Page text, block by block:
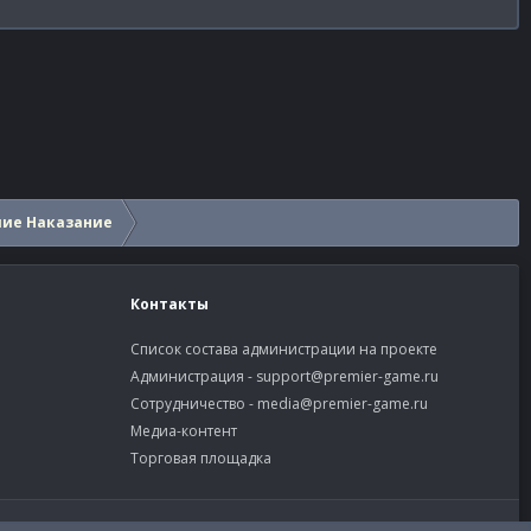
Наказание
Контакты
Список состава администрации на проекте
Администрация - support@premier-game.ru
Сотрудничество - media@premier-game.ru
Медиа-контент
Торговая площадка